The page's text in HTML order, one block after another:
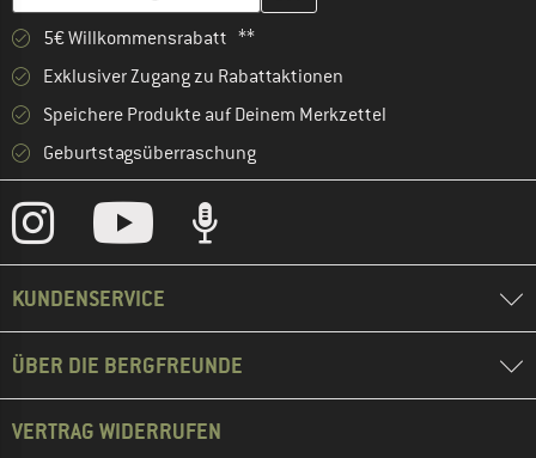
5€ Willkommensrabatt **
Exklusiver Zugang zu Rabattaktionen
Speichere Produkte auf Deinem Merkzettel
Geburtstagsüberraschung
KUNDENSERVICE
ÜBER DIE BERGFREUNDE
VERTRAG WIDERRUFEN